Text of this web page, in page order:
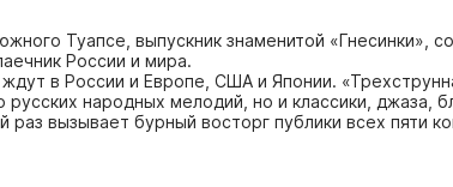
Туапсе, выпускник знаменитой «Гнесинки»,
России и мира.
в России и Европе, США и Японии.
народных мелодий, но и классики, джаза,
вызывает бурный восторг публики всех пяти